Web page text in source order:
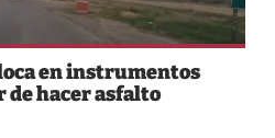
en instrumentos
hacer asfalto